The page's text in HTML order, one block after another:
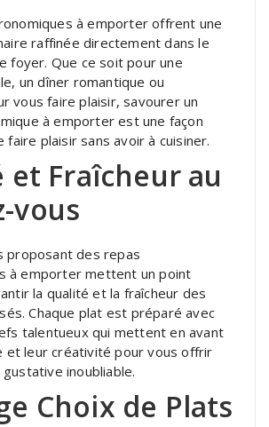
à emporter offrent une
raffinée directement dans le
foyer. Que ce soit pour une
un dîner romantique ou
vous faire plaisir, savourer un
à emporter est une façon
faire plaisir sans avoir à cuisiner.
et Fraîcheur au
vous
proposant des repas
à emporter mettent un point
la qualité et la fraîcheur des
Chaque plat est préparé avec
talentueux qui mettent en avant
et leur créativité pour vous offrir
inoubliable.
Choix de Plats